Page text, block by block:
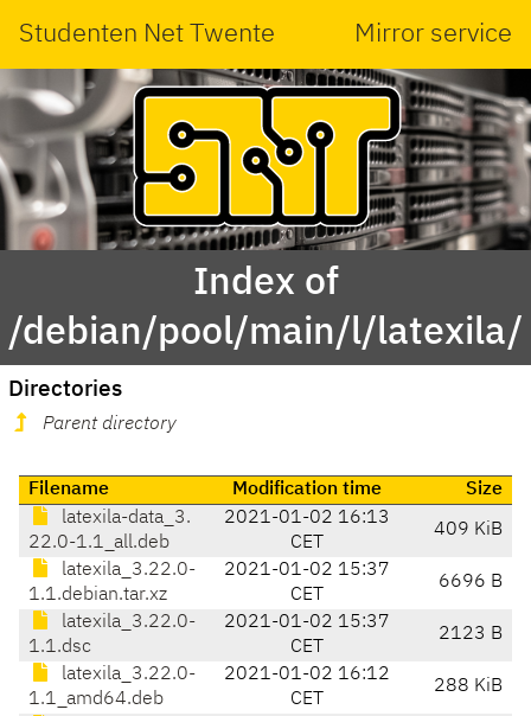
Studenten Net Twente Mirror service
Index of
/debian/pool/main/l/latexila/
Directories
Parent directory
Filename Modification time
Size
latexila-data_3.
22.0-1.1_all.deb
2021-01-02 16:13
CET
409 KiB
latexila_3.22.0-
1.1.debian.tar.xz
2021-01-02 15:37
CET
6696 B
latexila_3.22.0-
1.1.dsc
2021-01-02 15:37
CET
2123 B
latexila_3.22.0-
1.1_amd64.deb
2021-01-02 16:12
CET
288 KiB